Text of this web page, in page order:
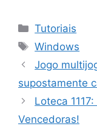
Categorias
Tutoriais
Tags
Windows
Jogo
supostamente
Loteca
Vencedoras!